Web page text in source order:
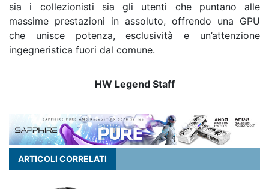
sia i collezionisti sia gli utenti che puntano alle
massime prestazioni in assoluto, offrendo una GPU
che unisce potenza, esclusività e un’attenzione
ingegneristica fuori dal comune.
HW Legend Staff
ARTICOLI CORRELATI